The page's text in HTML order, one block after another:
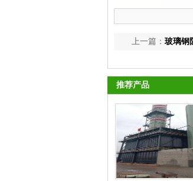
上一篇： 玻璃钢
推荐产品